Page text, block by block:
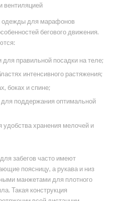
вентиляцией
одежды для марафонов
бегового движения.
правильной посадки на теле;
интенсивного растяжения;
боках и спине;
поддержания оптимальной
хранения мелочей и
забегов часто имеют
поясницу, а рукава и низ
манжетами для плотного
Такая конструкция